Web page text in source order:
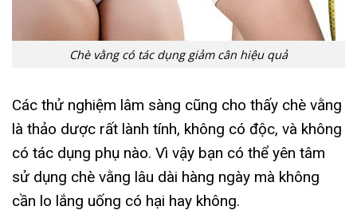
Chè vằng có tác dụng giảm cân hiệu quả
Các thử nghiệm lâm sàng cũng cho thấy chè vằng
là thảo dược rất lành tính, không có độc, và không
có tác dụng phụ nào. Vì vậy bạn có thể yên tâm
sử dụng chè vằng lâu dài hàng ngày mà không
cần lo lắng uống có hại hay không.